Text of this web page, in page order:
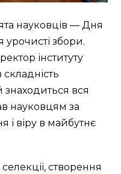
науковців — Дня
урочисті збори.
інституту
знаходиться вся
науковцям за
і віру в майбутнє
створення